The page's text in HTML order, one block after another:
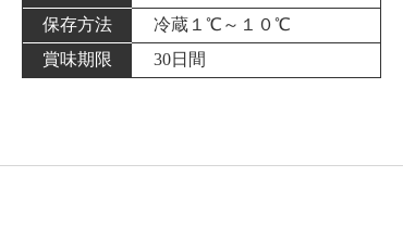
保存方法
冷蔵１℃～１０℃
賞味期限
30日間